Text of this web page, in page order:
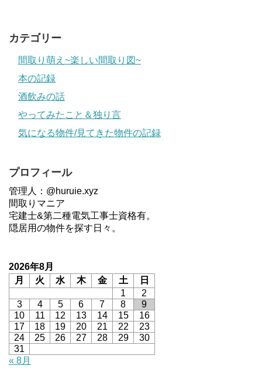
カテゴリー
間取り萌え~楽しい間取り図~
本の記録
酒飲みの話
やってみたこと＆独り言
気になる物件/見てきた物件の記録
プロフィール
管理人：@huruie.xyz
間取りマニア
宅建士&第二種電気工事士資格有。
隠居用の物件を探す日々。
2026年8月
月
火 水 木 金 土
日
1
2
3
4 5 6 7 8
9
10
11 12 13 14 15
16
17
18 19 20 21 22
23
24
25 26 27 28 29
30
31
« 8月